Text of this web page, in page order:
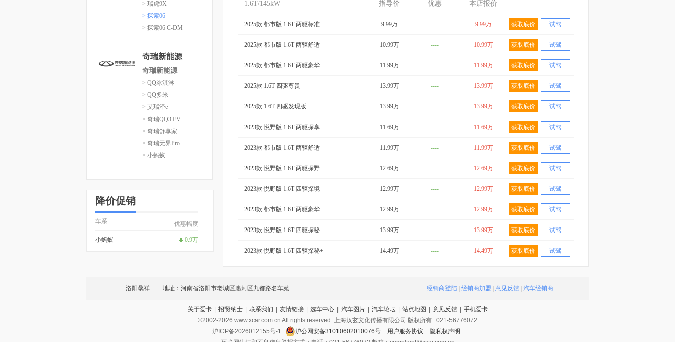
> 瑞虎9X
> 探索06
> 探索06 C-DM
奇瑞新能源
奇瑞新能源
> QQ冰淇淋
> QQ多米
> 艾瑞泽e
> 奇瑞QQ3 EV
> 奇瑞舒享家
> 奇瑞无界Pro
> 小蚂蚁
降价促销
车系 优惠幅度
小蚂蚁 0.9万
1.6T/145kW 指导价 优惠 本店报价
2025款 都市版 1.6T 两驱标准 9.99万 ---- 9.99万 获取底价 试驾
2025款 都市版 1.6T 两驱舒适 10.99万 ---- 10.99万 获取底价 试驾
2025款 都市版 1.6T 两驱豪华 11.99万 ---- 11.99万 获取底价 试驾
2025款 1.6T 四驱尊贵 13.99万 ---- 13.99万 获取底价 试驾
2025款 1.6T 四驱发现版 13.99万 ---- 13.99万 获取底价 试驾
2023款 悦野版 1.6T 两驱探享 11.69万 ---- 11.69万 获取底价 试驾
2023款 都市版 1.6T 两驱舒适 11.99万 ---- 11.99万 获取底价 试驾
2023款 悦野版 1.6T 两驱探野 12.69万 ---- 12.69万 获取底价 试驾
2023款 悦野版 1.6T 四驱探境 12.99万 ---- 12.99万 获取底价 试驾
2023款 都市版 1.6T 两驱豪华 12.99万 ---- 12.99万 获取底价 试驾
2023款 悦野版 1.6T 四驱探秘 13.99万 ---- 13.99万 获取底价 试驾
2023款 悦野版 1.6T 四驱探秘+ 14.49万 ---- 14.49万 获取底价 试驾
洛阳骉祥 地址：河南省洛阳市老城区廛河区九都路名车苑 经销商登陆 经销商加盟 意见反馈 汽车经销商
关于爱卡 招贤纳士 联系我们 友情链接 选车中心 汽车图片 汽车论坛 站点地图 意见反馈
手机爱卡
©2002-2026 www.xcar.com.cn All rights reserved. 上海汉玄文化传播有限公司 版权所有. 021-56776072
沪ICP备2026012155号-1
沪公网安备31010602010076号 用户服务协议
隐私权声明